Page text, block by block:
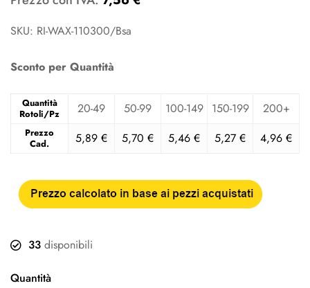
SKU: RI-WAX-110300/Bsa
Sconto per Quantità
Quantità
Rotoli/Pz
20-49 50-99 100-149 150-199 200+
Prezzo
Cad.
5,89 € 5,70 € 5,46 € 5,27 € 4,96 €
33 disponibili
Quantità